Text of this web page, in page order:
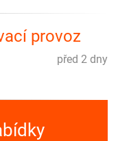
provoz
před 2 dny